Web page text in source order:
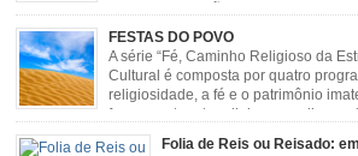
sendo milagroso e grande protetor de suas causas.
São Benedito é a Marujada. […]
FESTAS DO POVO
A série “Fé, Caminho Religioso da
Cultural é composta por quatro
religiosidade, a fé e o patrimônio
fazem parte rota religiosa que liga os
Senhora da Piedade (MG) e Nossa Senhora da
Folia de Reis ou Reisado: